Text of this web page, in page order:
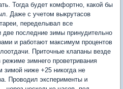
Тогда будет комфортно, какой бы
Даже с учетом выкрутасов
переделывал все
последние зимы принудительно
и работают максимум процентов
Приточные клапаны везде
зимнего проветривания
зимой ниже +25 никогда не
Проводил эксперименты и